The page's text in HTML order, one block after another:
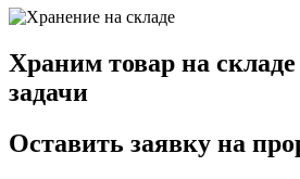
Храним товар на
задачи
Оставить заявку на